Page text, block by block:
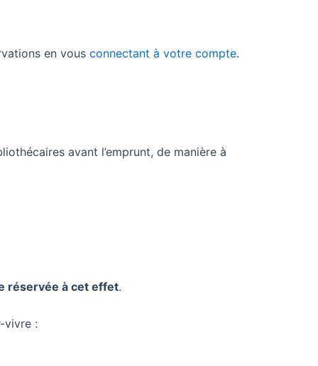
en vous connectant à votre compte.
avant l’emprunt, de manière à
réservée à cet effet.
vivre :